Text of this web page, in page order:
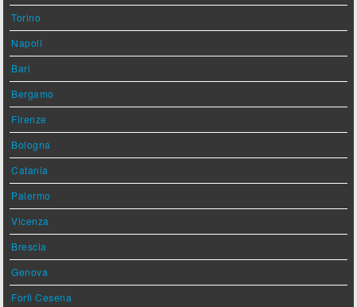
Torino
Napoli
Bari
Bergamo
Firenze
Bologna
Catania
Palermo
Vicenza
Brescia
Genova
Forlì Cesena